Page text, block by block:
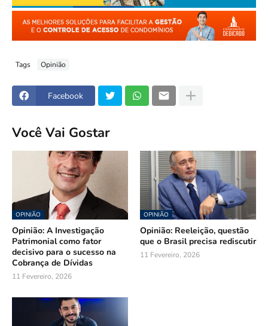
Tags Opinião
Facebook
Você Vai Gostar
OPINIÃO
Opinião: A Investigação
Patrimonial como fator
decisivo para o sucesso na
Cobrança de Dívidas
11 Fevereiro, 2026
OPINIÃO
Opinião: Reeleição, questão
que o Brasil precisa rediscutir
11 Fevereiro, 2026